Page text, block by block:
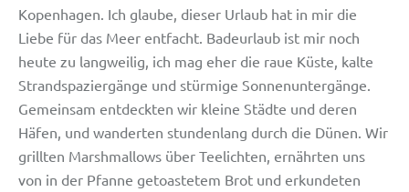
Kopenhagen. Ich glaube, dieser Urlaub hat in mir die
Liebe für das Meer entfacht. Badeurlaub ist mir noch
heute zu langweilig, ich mag eher die raue Küste, kalte
Strandspaziergänge und stürmige Sonnenuntergänge.
Gemeinsam entdeckten wir kleine Städte und deren
Häfen, und wanderten stundenlang durch die Dünen. Wir
grillten Marshmallows über Teelichten, ernährten uns
von in der Pfanne getoastetem Brot und erkundeten